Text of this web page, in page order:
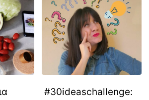
#30ideaschallenge: